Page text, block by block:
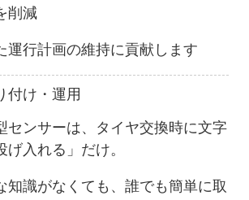
削減
運行計画の維持に貢献します
付け・運用
センサーは、タイヤ交換時に文字
げ入れる」だけ。
知識がなくても、誰でも簡単に取